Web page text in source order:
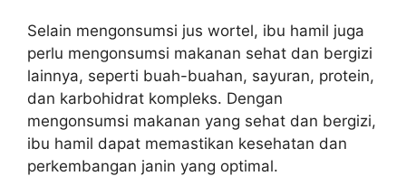
Selain mengonsumsi jus wortel, ibu hamil juga
perlu mengonsumsi makanan sehat dan bergizi
lainnya, seperti buah-buahan, sayuran, protein,
dan karbohidrat kompleks. Dengan
mengonsumsi makanan yang sehat dan bergizi,
ibu hamil dapat memastikan kesehatan dan
perkembangan janin yang optimal.